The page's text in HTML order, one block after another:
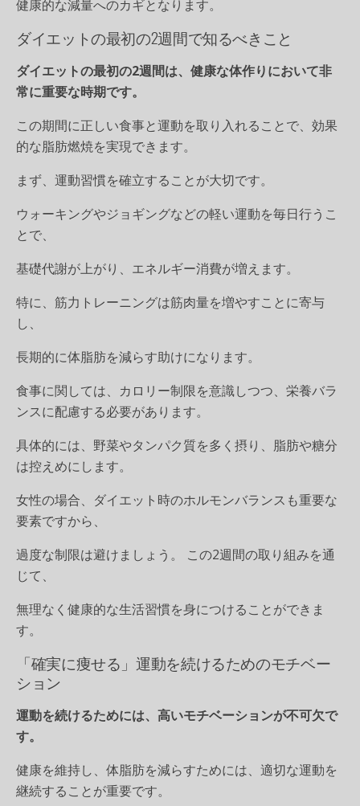
健康的な減量へのカギとなります。
ダイエットの最初の2週間で知るべきこと
ダイエットの最初の2週間は、健康な体作りにおいて非
常に重要な時期です。
この期間に正しい食事と運動を取り入れることで、効果
的な脂肪燃焼を実現できます。
まず、運動習慣を確立することが大切です。
ウォーキングやジョギングなどの軽い運動を毎日行うこ
とで、
基礎代謝が上がり、エネルギー消費が増えます。
特に、筋力トレーニングは筋肉量を増やすことに寄与
し、
長期的に体脂肪を減らす助けになります。
食事に関しては、カロリー制限を意識しつつ、栄養バラ
ンスに配慮する必要があります。
具体的には、野菜やタンパク質を多く摂り、脂肪や糖分
は控えめにします。
女性の場合、ダイエット時のホルモンバランスも重要な
要素ですから、
過度な制限は避けましょう。 この2週間の取り組みを通
じて、
無理なく健康的な生活習慣を身につけることができま
す。
「確実に痩せる」運動を続けるためのモチベー
ション
運動を続けるためには、高いモチベーションが不可欠で
す。
健康を維持し、体脂肪を減らすためには、適切な運動を
継続することが重要です。